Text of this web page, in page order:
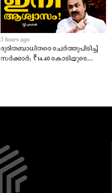
5 hours ago
ദുരിതബാധിതരെ ചേർത്തുപിടിച്ച്
സർക്കാർ; ₹14.40 കോടിയുടെ